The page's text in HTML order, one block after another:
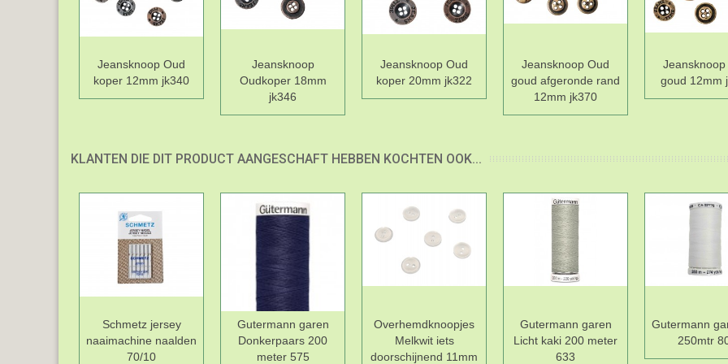
Jeansknoop Oud
koper 12mm jk340
Jeansknoop
Oudkoper 18mm
jk346
Jeansknoop Oud
koper 20mm jk322
Jeansknoop Oud
goud afgeronde rand
12mm jk370
Jeansknoop
goud 12mm
KLANTEN DIE DIT PRODUCT AANGESCHAFT HEBBEN KOCHTEN OOK...
Schmetz jersey
naaimachine naalden
70/10
Gutermann garen
Donkerpaars 200
meter 575
Overhemdknoopjes
Melkwit iets
doorschijnend 11mm
Gutermann garen
Licht kaki 200 meter
633
Gutermann
250mtr